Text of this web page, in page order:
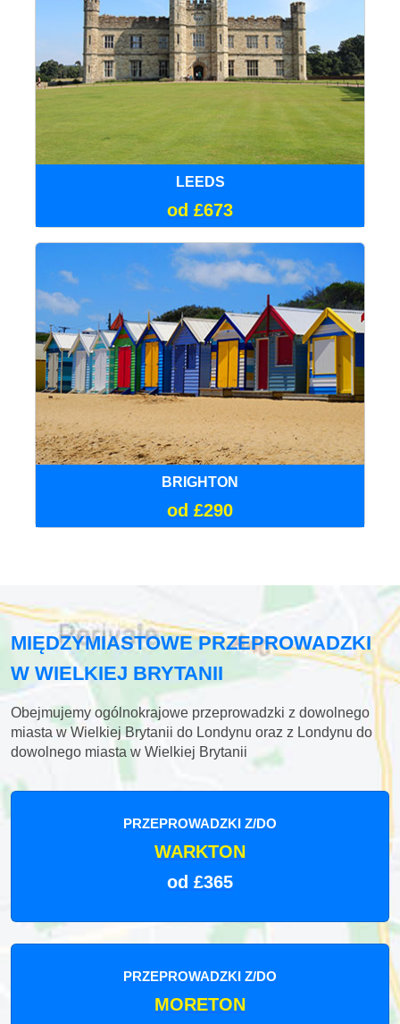
LEEDS
od £673
BRIGHTON
od £290
MIĘDZYMIASTOWE PRZEPROWADZKI
W WIELKIEJ BRYTANII
Obejmujemy ogólnokrajowe przeprowadzki z dowolnego
miasta w Wielkiej Brytanii do Londynu oraz z Londynu do
dowolnego miasta w Wielkiej Brytanii
PRZEPROWADZKI Z/DO
WARKTON
od £365
PRZEPROWADZKI Z/DO
MORETON